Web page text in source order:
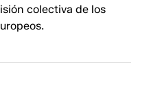
colectiva de los